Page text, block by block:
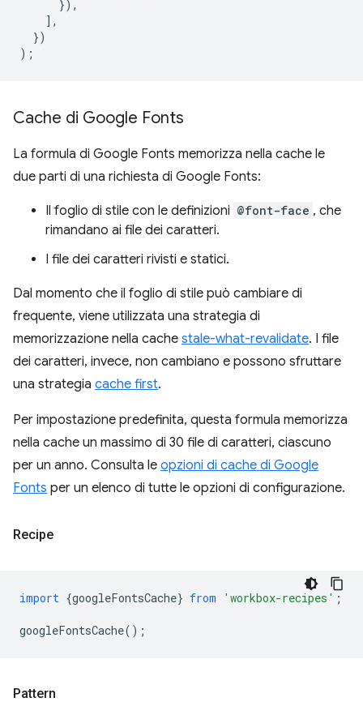
}),
],
})
);
Cache di Google Fonts
La formula di Google Fonts memorizza nella cache le
due parti di una richiesta di Google Fonts:
Il foglio di stile con le definizioni @font-face , che
rimandano ai file dei caratteri.
I file dei caratteri rivisti e statici.
Dal momento che il foglio di stile può cambiare di
frequente, viene utilizzata una strategia di
memorizzazione nella cache stale-what-revalidate. I file
dei caratteri, invece, non cambiano e possono sfruttare
una strategia cache first.
Per impostazione predefinita, questa formula memorizza
nella cache un massimo di 30 file di caratteri, ciascuno
per un anno. Consulta le opzioni di cache di Google
Fonts per un elenco di tutte le opzioni di configurazione.
Recipe
import {googleFontsCache} from 'workbox-recipes' ;
googleFontsCache();
Pattern